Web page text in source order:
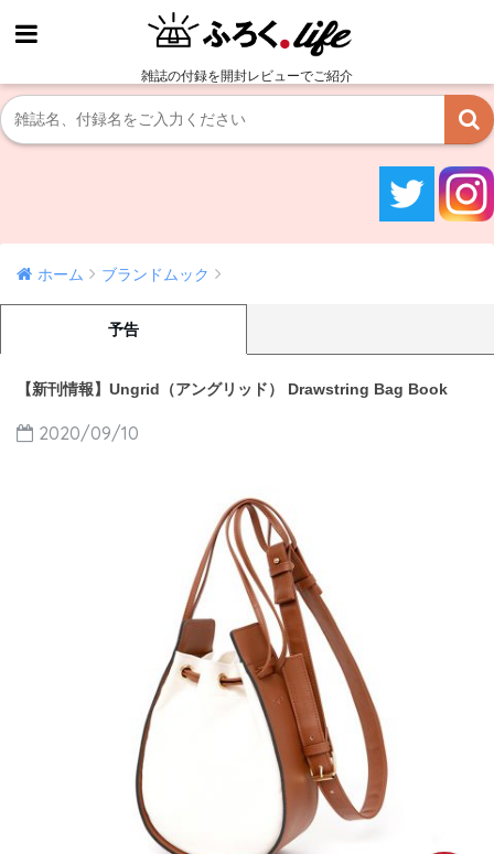
雑誌の付録を開封レビューでご紹介
ホーム ブランドムック
予告
【新刊情報】Ungrid（アングリッド） Drawstring Bag Book
2020/09/10